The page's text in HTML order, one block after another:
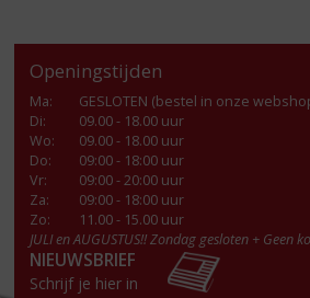
Openingstijden
Ma:
GESLOTEN (bestel in onze
Di:
09.00 - 18.00 uur
Wo:
09.00 - 18.00 uur
Do:
09:00 - 18:00 uur
Vr:
09:00 - 20:00 uur
Za:
09:00 - 18:00 uur
Zo:
11.00 - 15.00 uur
JULI en AUGUSTUS!! Zondag gesloten + Geen
NIEUWSBRIEF
Schrijf je hier in